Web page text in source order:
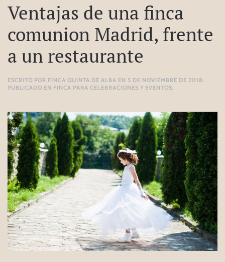
Ventajas de una finca
comunion Madrid, frente
a un restaurante
ESCRITO POR FINCA QUINTA DE ALBA EN 5 DE NOVIEMBRE DE 2018 .
PUBLICADO EN FINCA PARA CELEBRACIONES Y EVENTOS.